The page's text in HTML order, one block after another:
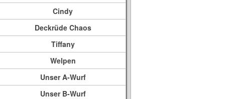
Cindy
Deckrüde Chaos
Tiffany
Welpen
Unser A-Wurf
Unser B-Wurf